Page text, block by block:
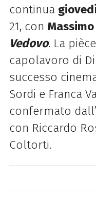
continua
21, con
Vedovo. La
capolavoro di
successo
Sordi e Franca
confermato
con Riccardo
Coltorti.